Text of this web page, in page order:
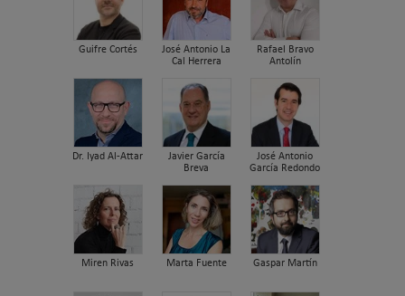
Guifre Cortés
José Antonio La
Cal Herrera
Rafael Bravo
Antolín
Dr. Iyad Al-Attar
Javier García
Breva
José Antonio
García Redondo
Miren Rivas Marta Fuente Gaspar Martín